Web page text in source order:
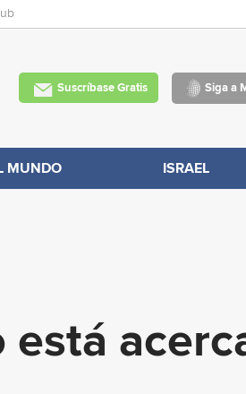
Suscríbase Gratis Siga a
MUNDO ISRAEL
está